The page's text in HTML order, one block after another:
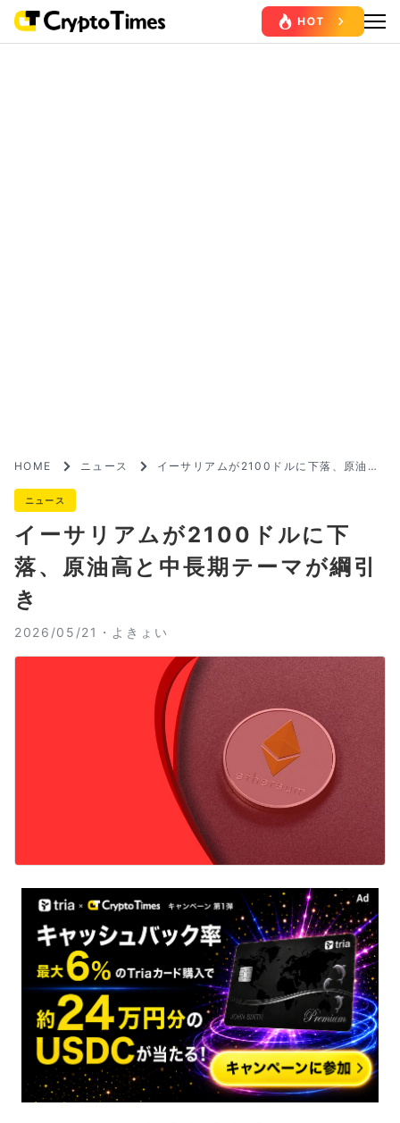
HOME ニュース
イーサリアムが2100ドルに下落、原油高
ニュース
イーサリアムが2100ドルに下
落、原油高と中長期テーマが綱引
き
2026/05/21・ よきょい